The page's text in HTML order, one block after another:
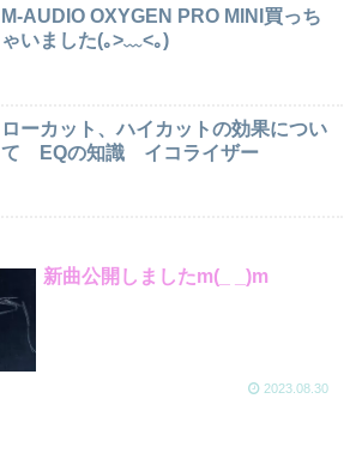
M-AUDIO OXYGEN PRO MINI買っち
ゃいました(｡>﹏<｡)
ローカット、ハイカットの効果につい
て EQの知識 イコライザー
新曲公開しましたm(_ _)m
2023.08.30